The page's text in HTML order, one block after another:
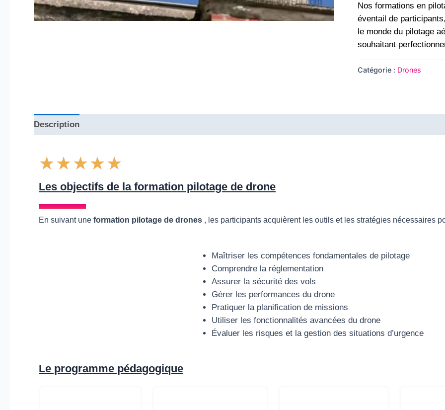
Nos formations en
éventail de
le monde du pilotage
souhaitant
Catégorie : Drones
Description
★★★★★
7
/
5
Les objectifs de la formation pilotage de drone
En suivant une formation pilotage de drones , les participants acquièrent les outils et les stratégies nécessaires
Maîtriser les compétences fondamentales de pilotage
Comprendre la réglementation
Assurer la sécurité des vols
Gérer les performances du drone
Pratiquer la planification de missions
Utiliser les fonctionnalités avancées du drone
Évaluer les risques et la gestion des situations d’urgence
Le programme pédagogique